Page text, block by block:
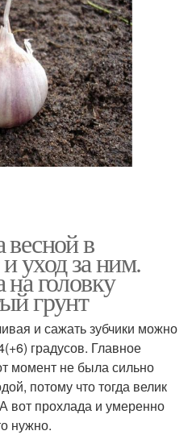
весной в
уход за ним.
головку
грунт
и сажать зубчики можно
градусов. Главное
момент не была сильно
потому что тогда велик
вот прохлада и умеренно
нужно.